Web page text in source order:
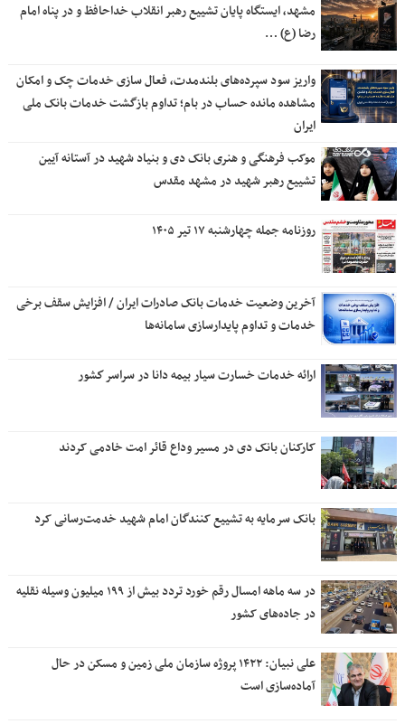
مشهد، ایستگاه پایان تشییع رهبر انقلاب خداحافظ و در پناه امام
رضا (ع) …
واریز سود سپرده‌های بلندمدت، فعال سازی خدمات چک و امکان
مشاهده مانده حساب در بام؛ تداوم بازگشت خدمات بانک ملی
ایران
موکب فرهنگی و هنری بانک دی و بنیاد شهید در آستانه آیین
تشییع رهبر شهید در مشهد مقدس
روزنامه جمله چهارشنبه ۱۷ تیر ۱۴۰۵
آخرین وضعیت خدمات بانک صادرات ایران / افزایش سقف برخی
خدمات و تداوم پایدارسازی سامانه‌ها
ارائه خدمات خسارت سیار بیمه دانا در سراسر كشور
کارکنان بانک دی در مسیر وداع قائر امت خادمی کردند
بانک سرمایه به تشییع کنندگان امام شهید خدمت‌رسانی کرد
در سه ماهه امسال رقم خورد تردد بیش از ۱۹۹ میلیون وسیله نقلیه
در جاده‌های کشور
علی نبیان: ۱۴۲۲ پروژه سازمان ملی زمین و مسکن در حال
آماده‌سازی است